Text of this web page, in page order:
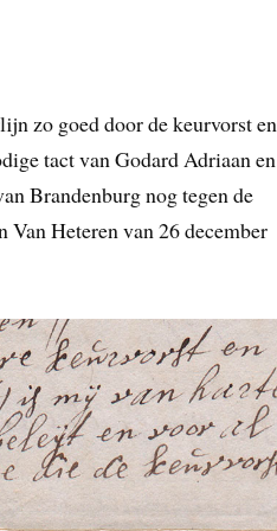
zo goed door de keurvorst en
tact van Godard Adriaan en
Brandenburg nog tegen de
Van Heteren van 26 december